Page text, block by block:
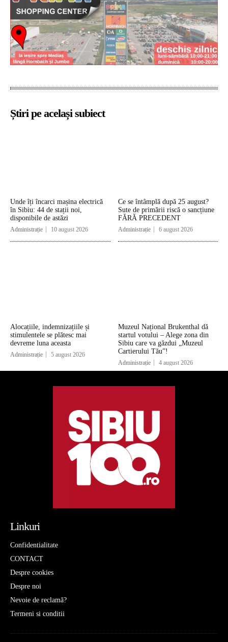
Știri pe același subiect
Unde îți încarci mașina electrică
în Sibiu: 44 de stații noi,
disponibile de astăzi
Administrație 10 august 2026
Ce se întâmplă după 25 august?
Sute de primării riscă o sancțiune
FĂRĂ PRECEDENT
Administrație 6 august 2026
Alocațiile, indemnizațiile și
stimulentele se plătesc mai
devreme luna aceasta
Administrație 5 august 2026
Muzeul Național Brukenthal dă
startul votului – Alege zona din
Sibiu care va găzdui „Muzeul
Cartierului Tău”!
Administrație 4 august 2026
Linkuri
Confidentialitate
CONTACT
Despre cookies
Despre noi
Nevoie de reclamă?
Termeni si conditii